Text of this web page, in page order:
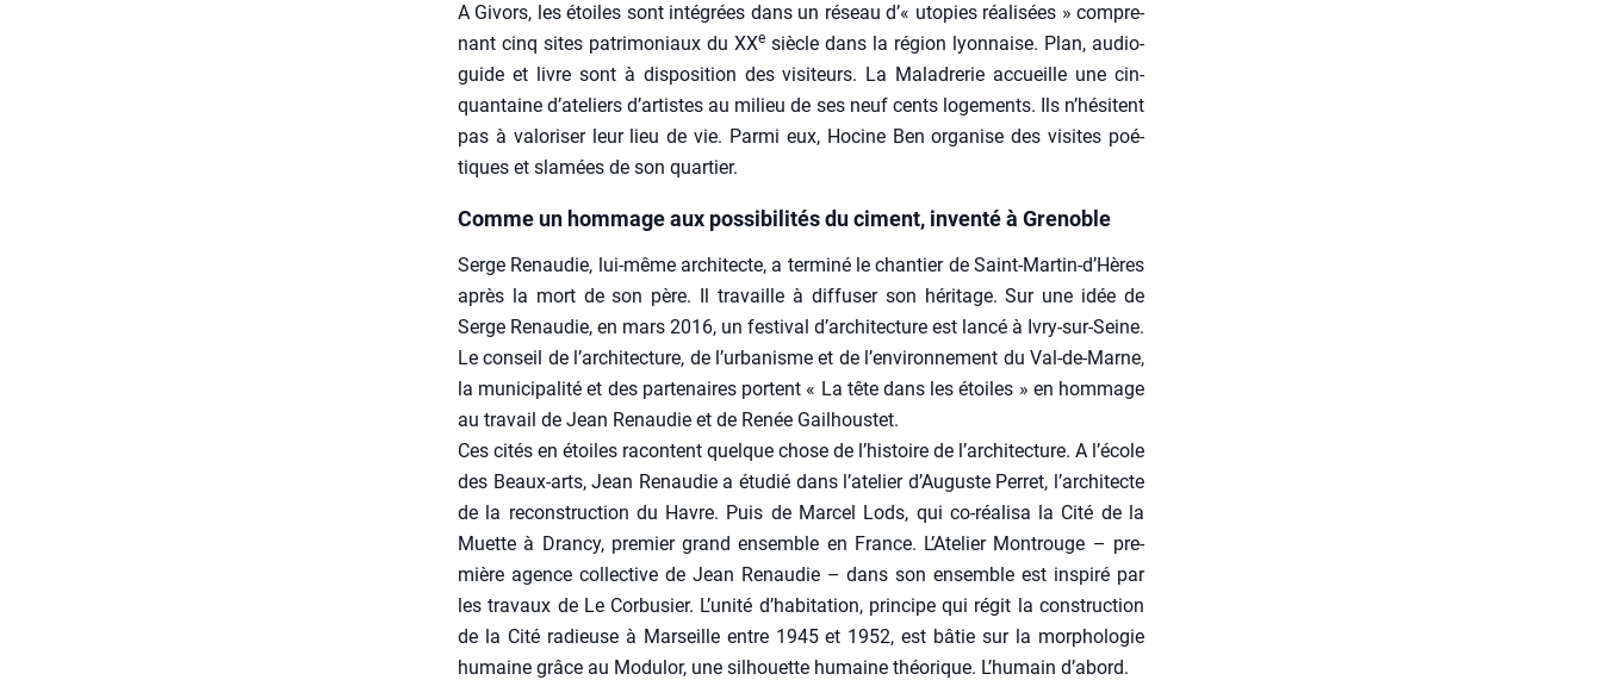
A Givors, les étoiles sont inté­grées dans un réseau d’« uto­pies réa­li­sées » com­pre­
nant cinq sites patri­mo­niaux du XXe siècle dans la région lyon­naise. Plan, audio­
guide et livre sont à dis­po­si­tion des visi­teurs. La Mala­dre­rie accueille une cin­
quan­taine d’ateliers d’artistes au milieu de ses neuf cents loge­ments. Ils n’hésitent
pas à valo­ri­ser leur lieu de vie. Par­mi eux, Hocine Ben orga­nise des visites poé­
tiques et sla­mées de son quar­tier.
Comme un hommage aux possibilités du ciment, inventé à Grenoble
Serge Renau­die, lui-même archi­tecte, a ter­mi­né le chan­tier de Saint-Martin‑d’Hères
après la mort de son père. Il tra­vaille à dif­fu­ser son héri­tage. Sur une idée de
Serge Renau­die, en mars 2016, un fes­ti­val d’architecture est lan­cé à Ivry-sur-Seine.
Le conseil de l’architecture, de l’urbanisme et de l’environnement du Val-de-Marne,
la muni­ci­pa­li­té et des par­te­naires portent « La tête dans les étoiles » en hom­mage
au tra­vail de Jean Renau­die et de Renée Gail­hous­tet.
Ces cités en étoiles racontent quelque chose de l’histoire de l’architecture. A l’école
des Beaux-arts, Jean Renau­die a étu­dié dans l’atelier d’Auguste Per­ret, l’architecte
de la recons­truc­tion du Havre. Puis de Mar­cel Lods, qui co-réa­li­sa la Cité de la
Muette à Dran­cy, pre­mier grand ensemble en France. L’Atelier Mon­trouge – pre­
mière agence col­lec­tive de Jean Renau­die – dans son ensemble est ins­pi­ré par
les tra­vaux de Le Cor­bu­sier. L’unité d’habitation, prin­cipe qui régit la construc­tion
de la Cité radieuse à Mar­seille entre 1945 et 1952, est bâtie sur la mor­pho­lo­gie
humaine grâce au Modu­lor, une sil­houette humaine théo­rique. L’humain d’abord.